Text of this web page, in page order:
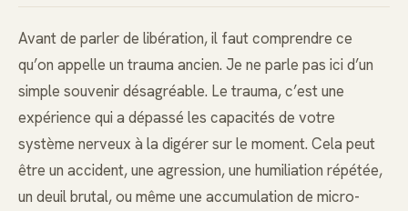
Avant de parler de libération, il faut comprendre ce
qu’on appelle un trauma ancien. Je ne parle pas ici d’un
simple souvenir désagréable. Le trauma, c’est une
expérience qui a dépassé les capacités de votre
système nerveux à la digérer sur le moment. Cela peut
être un accident, une agression, une humiliation répétée,
un deuil brutal, ou même une accumulation de micro-